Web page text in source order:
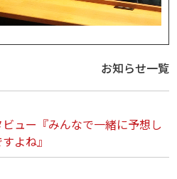
お知らせ一覧
ュー『みんなで一緒に予想し
よね』